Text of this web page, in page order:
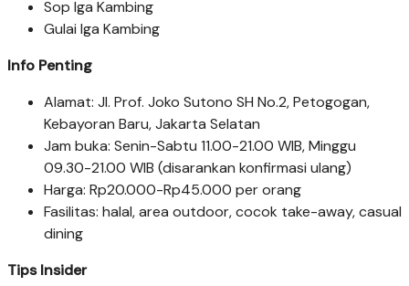
Sop Iga Kambing
Gulai Iga Kambing
Info Penting
Alamat: Jl. Prof. Joko Sutono SH No.2, Petogogan,
Kebayoran Baru, Jakarta Selatan
Jam buka: Senin-Sabtu 11.00-21.00 WIB, Minggu
09.30-21.00 WIB (disarankan konfirmasi ulang)
Harga: Rp20.000-Rp45.000 per orang
Fasilitas: halal, area outdoor, cocok take-away, casual
dining
Tips Insider